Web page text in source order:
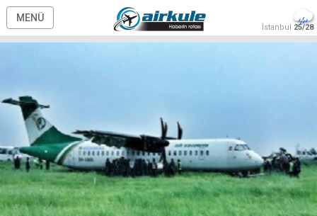
MENÜ
İstanbul 25/28